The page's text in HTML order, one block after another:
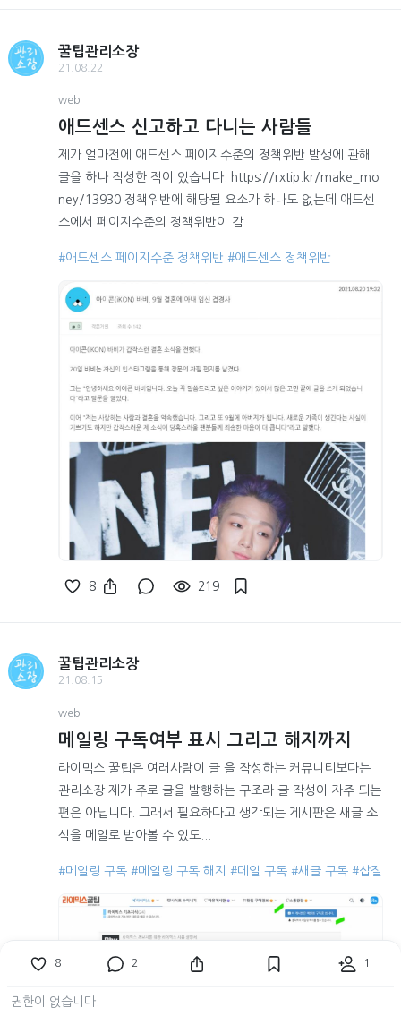
8 2 1
권한이 없습니다.
꿀팁관리소장
21.08.22
web
애드센스 신고하고 다니는 사람들
제가 얼마전에 애드센스 페이지수준의 정책위반 발생에 관해
글을 하나 작성한 적이 있습니다. https://rxtip.kr/make_mo
ney/13930 정책위반에 해당될 요소가 하나도 없는데 애드센
스에서 페이지수준의 정책위반이 감...
#애드센스 페이지수준 정책위반 #애드센스 정책위반
8 219
꿀팁관리소장
21.08.15
web
메일링 구독여부 표시 그리고 해지까지
라이믹스 꿀팁은 여러사람이 글 을 작성하는 커뮤니티보다는
관리소장 제가 주로 글을 발행하는 구조라 글 작성이 자주 되는
편은 아닙니다. 그래서 필요하다고 생각되는 게시판은 새글 소
식을 메일로 받아볼 수 있도...
#메일링 구독 #메일링 구독 해지 #메일 구독 #새글 구독 #삽질